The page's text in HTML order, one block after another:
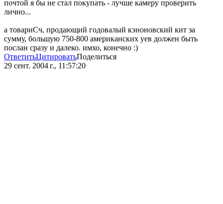
почтой я бы не стал покупать - лучше камеру проверить
лично...
а товариСч, продающий годовалый кэноновский кит за
сумму, большую 750-800 американских уев должен быть
послан сразу и далеко. имхо, конечно :)
ОтветитьЦитироватьПоделиться
29 сент. 2004 г., 11:57:20